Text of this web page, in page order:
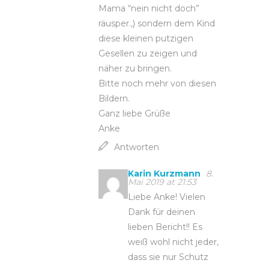
Mama “nein nicht doch”
räusper.,) sondern dem Kind
diese kleinen putzigen
Gesellen zu zeigen und
näher zu bringen.
Bitte noch mehr von diesen
Bildern.
Ganz liebe Grüße
Anke
Antworten
Karin Kurzmann 8.
Mai 2019 at 21:53
Liebe Anke! Vielen
Dank für deinen
lieben Bericht!! Es
weiß wohl nicht jeder,
dass sie nur Schutz